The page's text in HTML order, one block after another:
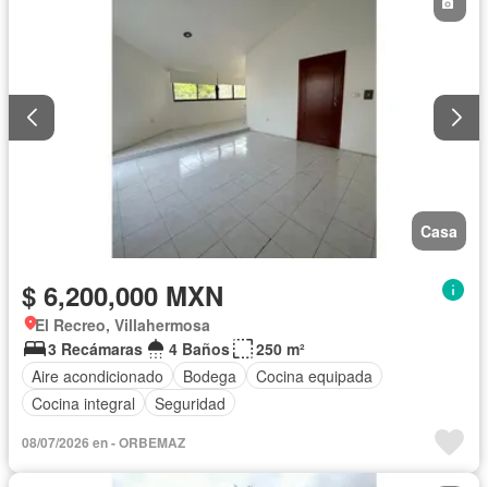
Casa
$ 6,200,000 MXN
El Recreo, Villahermosa
3 Recámaras
4 Baños
250 m²
Aire acondicionado
Bodega
Cocina equipada
Cocina integral
Seguridad
08/07/2026 en - ORBEMAZ